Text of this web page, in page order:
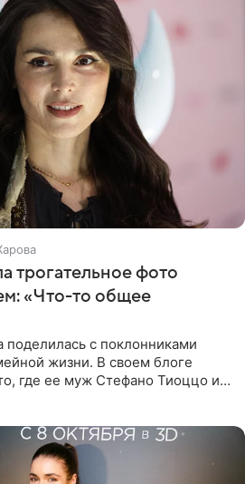
трогательное фото
«Что-то общее
поделилась с поклонниками
жизни. В своем блоге
где ее муж Стефано Тиоццо и